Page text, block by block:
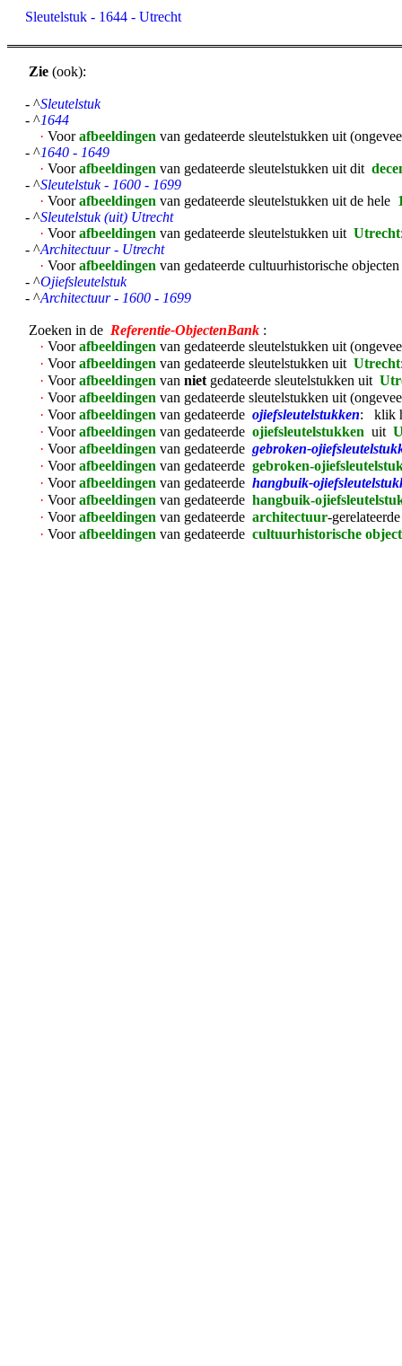
Sleutelstuk - 1644 - Utrecht
Zie (ook):
- ^Sleutelstuk
- ^1644
· Voorafbeeldingen van gedateerde sleutelstukken uit
- ^1640 - 1649
· Voorafbeeldingen van gedateerde sleutelstukken uit dit
- ^Sleutelstuk - 1600 - 1699
· Voorafbeeldingen van gedateerde sleutelstukken uit de hele
- ^Sleutelstuk (uit) Utrecht
· Voorafbeeldingen van gedateerde sleutelstukken uit Utrecht
- ^Architectuur - Utrecht
· Voorafbeeldingen van gedateerde cultuurhistorische
- ^Ojiefsleutelstuk
- ^Architectuur - 1600 - 1699
Zoeken in de Referentie-ObjectenBank :
· Voorafbeeldingen van gedateerde sleutelstukken uit
· Voorafbeeldingen van gedateerde sleutelstukken uit Utrecht
· Voorafbeeldingen van niet gedateerde sleutelstukken uit
· Voorafbeeldingen van gedateerde sleutelstukken uit
· Voorafbeeldingen van gedateerde ojiefsleutelstukken: klik
· Voorafbeeldingen van gedateerde ojiefsleutelstukken uit
· Voorafbeeldingen van gedateerde gebroken-
· Voorafbeeldingen van gedateerde gebroken-
· Voorafbeeldingen van gedateerde hangbuik-
· Voorafbeeldingen van gedateerde hangbuik-
· Voorafbeeldingen van gedateerde architectuur-
· Voorafbeeldingen van gedateerde cultuurhistorische